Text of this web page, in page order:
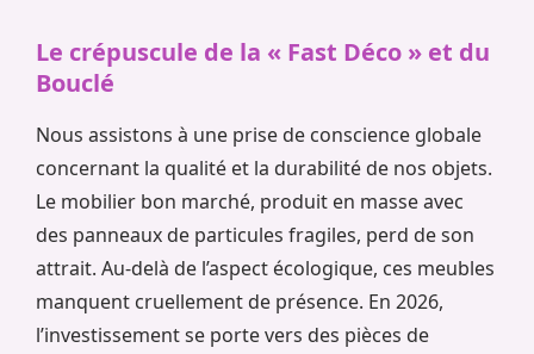
Le crépuscule de la « Fast Déco » et du
Bouclé
Nous assistons à une prise de conscience globale
concernant la qualité et la durabilité de nos objets.
Le mobilier bon marché, produit en masse avec
des panneaux de particules fragiles, perd de son
attrait. Au-delà de l’aspect écologique, ces meubles
manquent cruellement de présence. En 2026,
l’investissement se porte vers des pièces de